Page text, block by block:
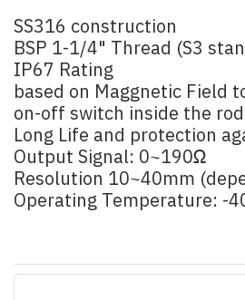
SS316 construction
BSP 1-1/4" Thread (S3
IP67 Rating
based on Maggnetic Field
on-off switch inside the
Long Life and protection
Output Signal: 0~190Ω
Resolution 10~40mm
Operating Temperature: -